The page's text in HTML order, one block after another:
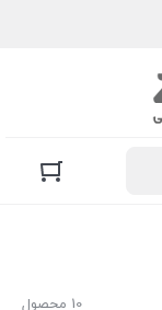
10 محصول